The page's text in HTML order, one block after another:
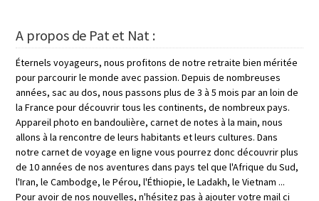
A propos de Pat et Nat :
Éternels voyageurs, nous profitons de notre retraite bien méritée
pour parcourir le monde avec passion. Depuis de nombreuses
années, sac au dos, nous passons plus de 3 à 5 mois par an loin de
la France pour découvrir tous les continents, de nombreux pays.
Appareil photo en bandoulière, carnet de notes à la main, nous
allons à la rencontre de leurs habitants et leurs cultures. Dans
notre carnet de voyage en ligne vous pourrez donc découvrir plus
de 10 années de nos aventures dans pays tel que l'Afrique du Sud,
l'Iran, le Cambodge, le Pérou, l'Éthiopie, le Ladakh, le Vietnam ...
Pour avoir de nos nouvelles, n'hésitez pas à ajouter votre mail ci